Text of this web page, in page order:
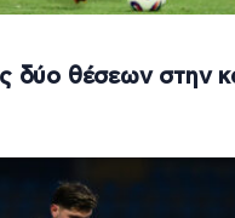
δύο θέσεων στην